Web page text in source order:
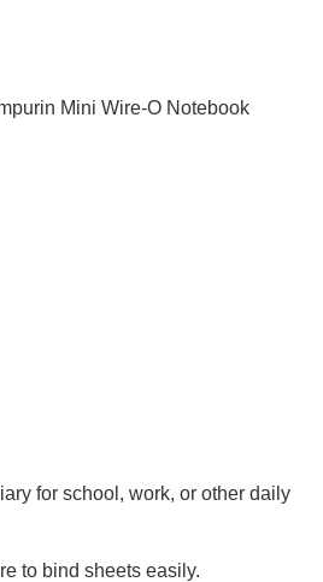
Mini Wire-O Notebook
for school, work, or other daily
to bind sheets easily.